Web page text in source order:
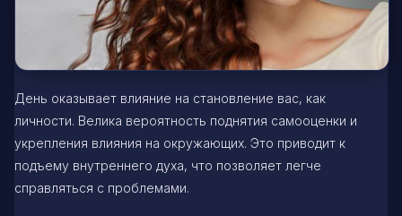
День оказывает влияние на становление вас, как
личности. Велика вероятность поднятия самооценки и
укрепления влияния на окружающих. Это приводит к
подъему внутреннего духа, что позволяет легче
справляться с проблемами.